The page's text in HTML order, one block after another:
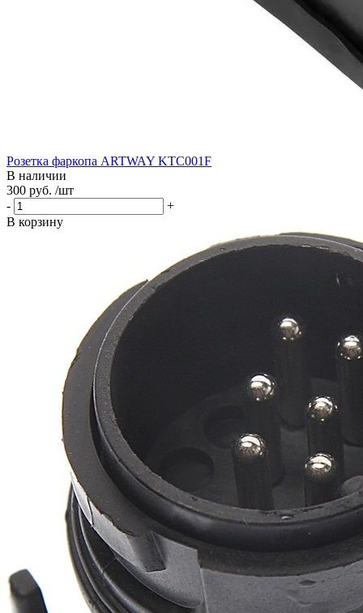
Розетка фаркопа ARTWAY KTC001F
В наличии
300 руб. /шт
-
+
В корзину